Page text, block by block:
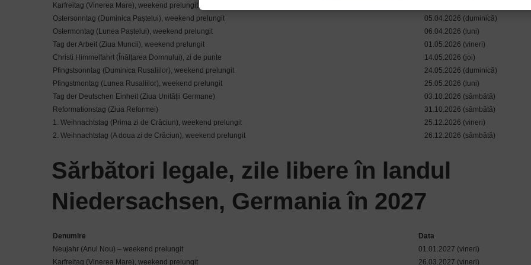
Karfreitag (Vinerea Mare), weekend prelungit
Ostersonntag (Duminica Paștelui), weekend prelungit
05.04.2026 (duminică)
Ostermontag (Lunea Paștelui), weekend prelungit
06.04.2026 (luni)
Tag der Arbeit (Ziua Muncii), weekend prelungit
01.05.2026 (vineri)
Christi Himmelfahrt (Înălțarea Domnului), zi de punte
14.05.2026 (joi)
Pfingstsonntag (Duminica Rusaliilor), weekend prelungit
24.05.2026 (duminică)
Pfingstmontag (Lunea Rusaliilor), weekend prelungit
25.05.2026 (luni)
Tag der Deutschen Einheit (Ziua Unității Germane)
03.10.2026 (sâmbătă)
Reformationstag (Ziua Reformei)
31.10.2026 (sâmbătă)
1. Weihnachtstag (Prima zi de Crăciun), weekend prelungit
25.12.2026 (vineri)
2. Weihnachtstag (A doua zi de Crăciun), weekend prelungit
26.12.2026 (sâmbătă)
Sărbători legale, zile libere în landul
Niedersachsen, Germania în 2027
Denumire
Data
Neujahr (Anul Nou) – weekend prelungit
01.01.2027 (vineri)
Karfreitag (Vinerea Mare), weekend prelungit
26.03.2027 (vineri)